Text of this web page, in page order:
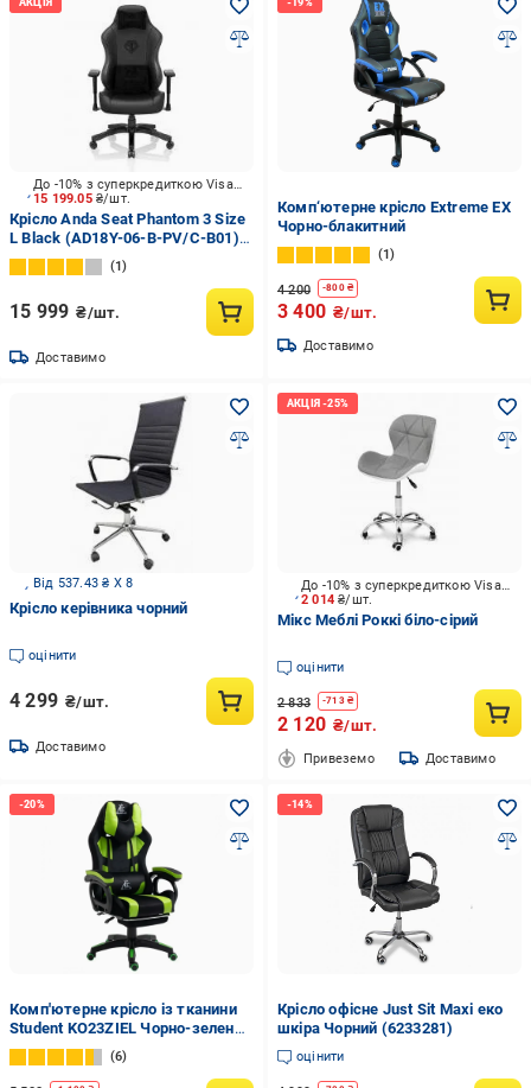
15 199.05 ₴/шт.
До -10% з суперкредиткою Visa Вигода
Крісло Anda Seat Phantom 3 Size
L Black (AD18Y-06-B-PV/C-B01)
чорний
1
15 999 ₴/шт.
Доставимо
Комп‘ютерне крісло Extreme EX
Чорно-блакитний
1
4 200 -800₴
3 400 ₴/шт.
Доставимо
Від 537.43 ₴ X 8
Крісло керівника чорний
оцінити
4 299 ₴/шт.
Доставимо
2 014₴/шт.
До -10% з суперкредиткою Visa Вигода
Мікс Меблі Роккі біло-сірий
оцінити
2 833 -713₴
2 120 ₴/шт.
Привеземо Доставимо
Комп'ютерне крісло із тканини
Student KO23ZIEL Чорно-зелений
(14586815)
6
Крісло офісне Just Sit Maxi еко
шкіра Чорний (6233281)
оцінити